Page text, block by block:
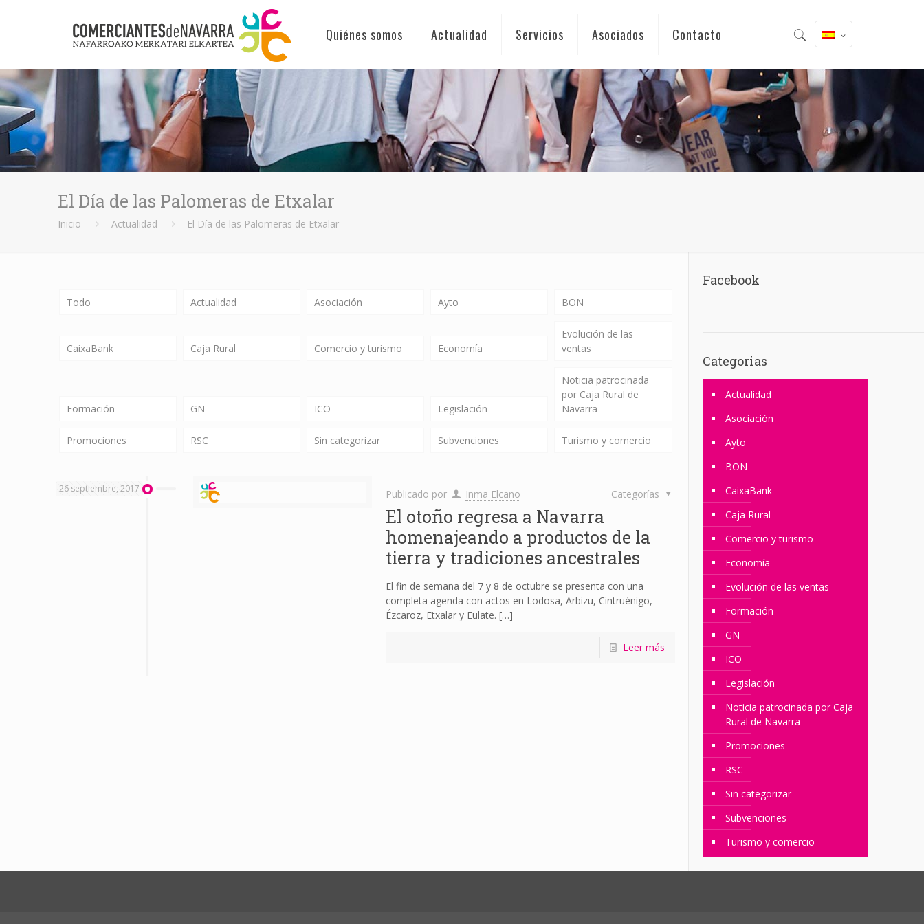
Quiénes somos Actualidad Servicios Asociados Contacto
El Día de las Palomeras de Etxalar
Inicio Actualidad El Día de las Palomeras de Etxalar
Todo Actualidad Asociación Ayto BON
CaixaBank Caja Rural Comercio y turismo Economía
Evolución de las
ventas
Formación GN ICO Legislación
Noticia patrocinada
por Caja Rural de
Navarra
Promociones RSC Sin categorizar Subvenciones Turismo y comercio
26 septiembre, 2017 Publicado por Inma Elcano Categorías
El otoño regresa a Navarra
homenajeando a productos de la
tierra y tradiciones ancestrales
El fin de semana del 7 y 8 de octubre se presenta con una
completa agenda con actos en Lodosa, Arbizu, Cintruénigo,
Ézcaroz, Etxalar y Eulate. […]
Leer más
Facebook
Categorias
Actualidad
Asociación
Ayto
BON
CaixaBank
Caja Rural
Comercio y turismo
Economía
Evolución de las ventas
Formación
GN
ICO
Legislación
Noticia patrocinada por Caja
Rural de Navarra
Promociones
RSC
Sin categorizar
Subvenciones
Turismo y comercio